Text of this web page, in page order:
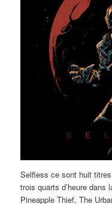
Selfless ce sont huit
trois quarts d’heure dans
Pineapple Thief, The